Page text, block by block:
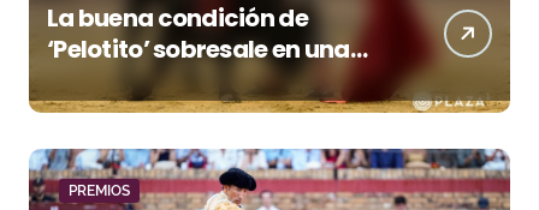
La buena condición de
‘Pelotito’ sobresale en una
noche gris en Las Ventas
PREMIOS